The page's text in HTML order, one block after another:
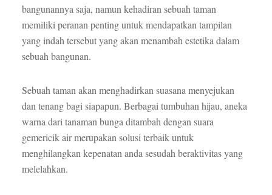
bangunannya saja, namun kehadiran sebuah taman
memiliki peranan penting untuk mendapatkan tampilan
yang indah tersebut yang akan menambah estetika dalam
sebuah bangunan.
Sebuah taman akan menghadirkan suasana menyejukan
dan tenang bagi siapapun. Berbagai tumbuhan hijau, aneka
warna dari tanaman bunga ditambah dengan suara
gemericik air merupakan solusi terbaik untuk
menghilangkan kepenatan anda sesudah beraktivitas yang
melelahkan.